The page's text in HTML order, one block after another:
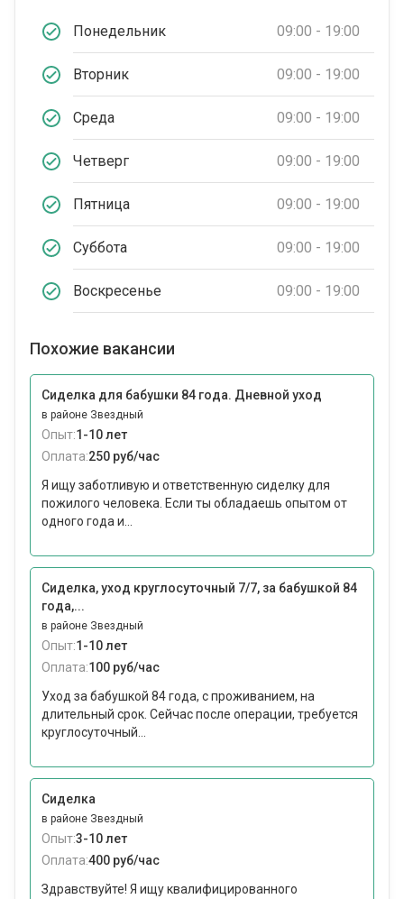
Понедельник 09:00 - 19:00
Вторник 09:00 - 19:00
Среда 09:00 - 19:00
Четверг 09:00 - 19:00
Пятница 09:00 - 19:00
Суббота 09:00 - 19:00
Воскресенье 09:00 - 19:00
Похожие вакансии
Сиделка для бабушки 84 года. Дневной уход
в районе Звездный
Опыт:1-10 лет
Оплата:250 руб/час
Я ищу заботливую и ответственную сиделку для
пожилого человека. Если ты обладаешь опытом от
одного года и...
Сиделка, уход круглосуточный 7/7, за бабушкой 84
года,...
в районе Звездный
Опыт:1-10 лет
Оплата:100 руб/час
Уход за бабушкой 84 года, с проживанием, на
длительный срок. Сейчас после операции, требуется
круглосуточный...
Сиделка
в районе Звездный
Опыт:3-10 лет
Оплата:400 руб/час
Здравствуйте! Я ищу квалифицированного